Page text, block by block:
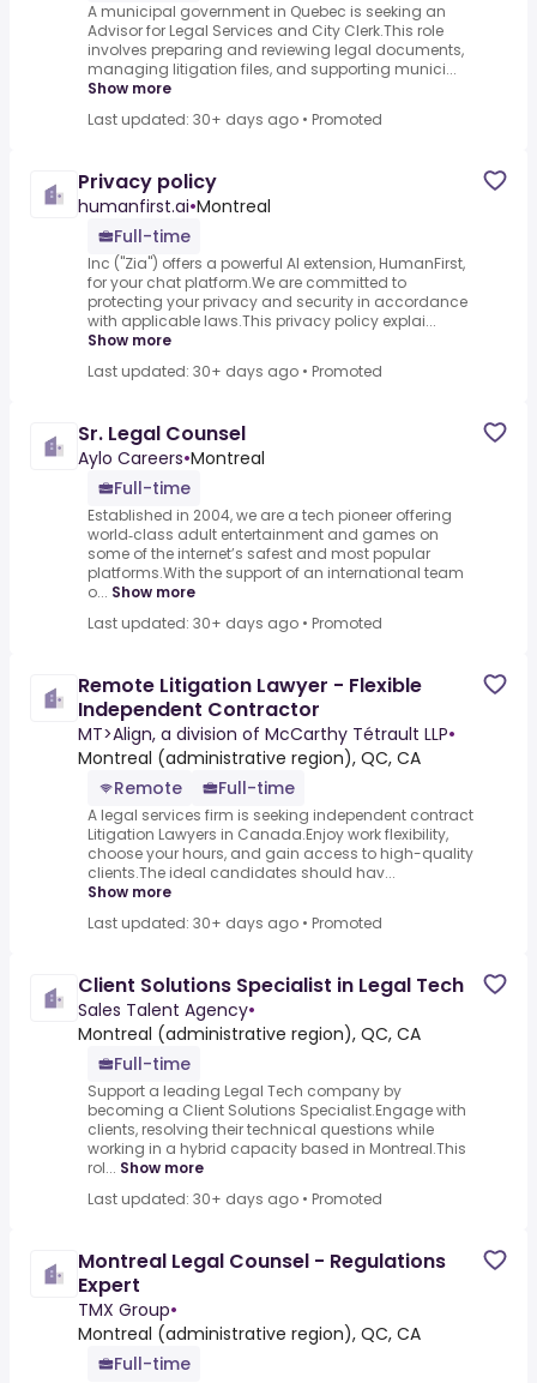
A municipal government in Quebec is seeking an
Advisor for Legal Services and City Clerk.This role
involves preparing and reviewing legal documents,
managing litigation files, and supporting munici...
Show more
Last updated: 30+ days ago • Promoted
Privacy policy
humanfirst.ai•Montreal
Full-time
Inc ("Zia") offers a powerful AI extension, HumanFirst,
for your chat platform.We are committed to
protecting your privacy and security in accordance
with applicable laws.This privacy policy explai...
Show more
Last updated: 30+ days ago • Promoted
Sr. Legal Counsel
Aylo Careers•Montreal
Full-time
Established in 2004, we are a tech pioneer offering
world‑class adult entertainment and games on
some of the internet’s safest and most popular
platforms.With the support of an international team
o... Show more
Last updated: 30+ days ago • Promoted
Remote Litigation Lawyer - Flexible
Independent Contractor
MT>Align, a division of McCarthy Tétrault LLP•
Montreal (administrative region), QC, CA
Remote
Full-time
A legal services firm is seeking independent contract
Litigation Lawyers in Canada.Enjoy work flexibility,
choose your hours, and gain access to high-quality
clients.The ideal candidates should hav...
Show more
Last updated: 30+ days ago • Promoted
Client Solutions Specialist in Legal Tech
Sales Talent Agency•
Montreal (administrative region), QC, CA
Full-time
Support a leading Legal Tech company by
becoming a Client Solutions Specialist.Engage with
clients, resolving their technical questions while
working in a hybrid capacity based in Montreal.This
rol... Show more
Last updated: 30+ days ago • Promoted
Montreal Legal Counsel - Regulations
Expert
TMX Group•
Montreal (administrative region), QC, CA
Full-time